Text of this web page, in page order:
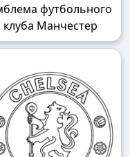
футбольного
клуба Манчестер